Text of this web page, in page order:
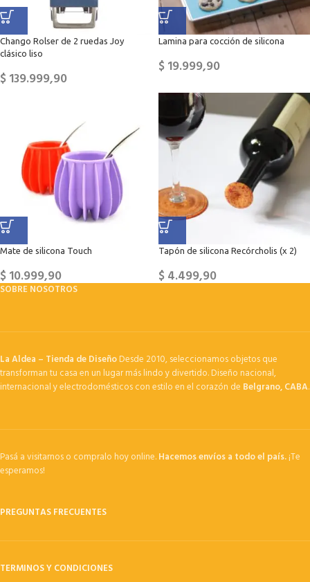
Chango Rolser de 2 ruedas Joy
clásico liso
$139.999,90
Lamina para cocción de silicona
$19.999,90
Mate de silicona Touch
$10.999,90
Tapón de silicona Recórcholis (x 2)
$4.499,90
SOBRE NOSOTROS
La Aldea – Tienda de DiseñoDesde 2010, seleccionamos objetos que
transforman tu casa en un lugar más lindo y divertido. Diseño nacional,
internacional y electrodomésticos con estilo en el corazón de Belgrano, CABA.
Pasá a visitarnos o compralo hoy online.Hacemos envíos a todo el país.¡Te
esperamos!
PREGUNTAS FRECUENTES
TERMINOS Y CONDICIONES